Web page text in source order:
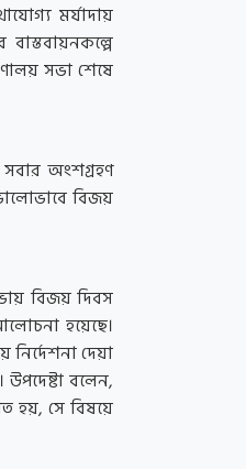
মর্যাদায়
সভা শেষে
অংশগ্রহণ
বিজয়
বিজয় দিবস
হয়েছে।
দেয়া
বলেন,
হয়, সে বিষয়ে